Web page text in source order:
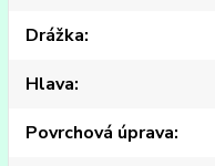
Drážka
Hlava
Povrchová úprava